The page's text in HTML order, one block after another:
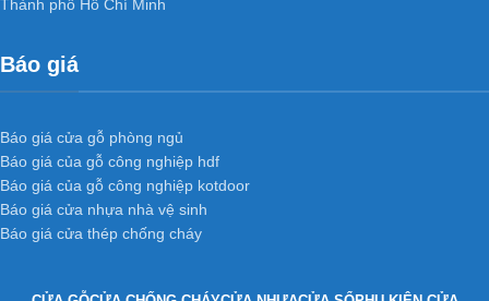
Thành phố Hồ Chí Minh
Báo giá
Báo giá cửa gỗ phòng ngủ
Báo giá của gỗ công nghiệp hdf
Báo giá của gỗ công nghiệp kotdoor
Báo giá cửa nhựa nhà vệ sinh
Báo giá cửa thép chống cháy